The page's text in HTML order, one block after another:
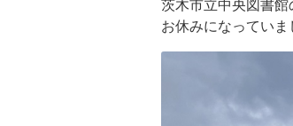
茨木市立中央図書
お休みになっていま